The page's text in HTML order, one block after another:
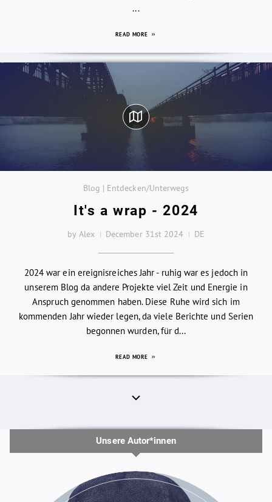
...
READ MORE
Blog | Entdecken/Unterwegs
It's a wrap - 2024
by Alex December 31st 2024 DE
2024 war ein ereignisreiches Jahr - ruhig war es jedoch in
unserem Blog da andere Projekte viel Zeit und Energie in
Anspruch genommen haben. Diese Ruhe wird sich im
kommenden Jahr wieder legen, da viele Berichte und Serien
begonnen wurden, für d...
READ MORE
Unsere Autor*innen